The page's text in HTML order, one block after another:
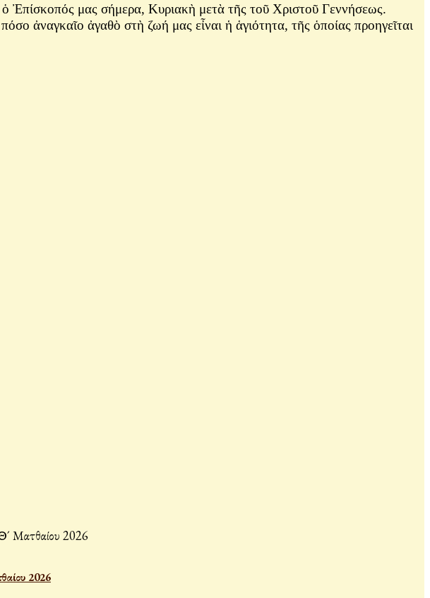
Ἐπίσκοπός μας σήμερα, Κυριακὴ μετὰ τῆς τοῦ Χριστοῦ Γεννήσεως.
ἀναγκαῖο ἀγαθὸ στὴ ζωή μας εἶναι ἡ ἁγιότητα, τῆς ὁποίας προηγεῖται
2026